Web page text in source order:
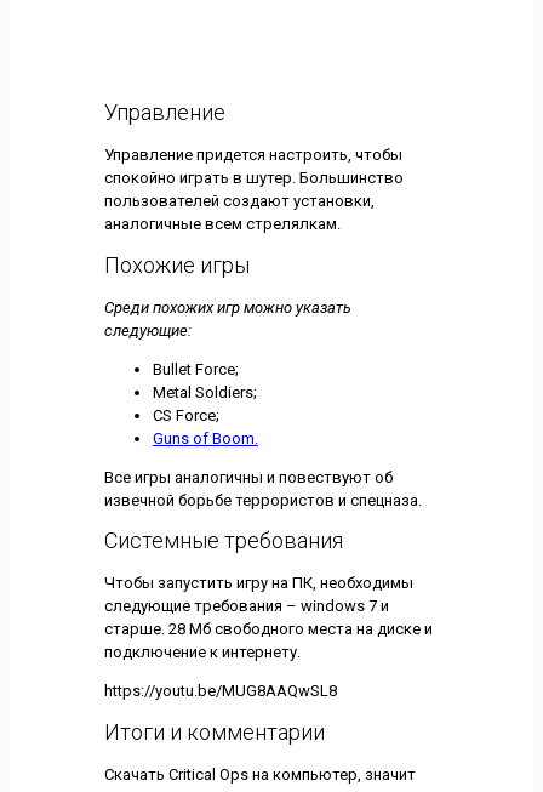
Управление
Управление придется настроить, чтобы
спокойно играть в шутер. Большинство
пользователей создают установки,
аналогичные всем стрелялкам.
Похожие игры
Среди похожих игр можно указать
следующие:
Bullet Force;
Metal Soldiers;
CS Force;
Guns of Boom.
Все игры аналогичны и повествуют об
извечной борьбе террористов и спецназа.
Системные требования
Чтобы запустить игру на ПК, необходимы
следующие требования – windows 7 и
старше. 28 Мб свободного места на диске и
подключение к интернету.
https://youtu.be/MUG8AAQwSL8
Итоги и комментарии
Скачать Critical Ops на компьютер, значит